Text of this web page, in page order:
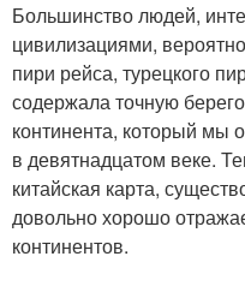
Большинство людей,
цивилизациями,
пири рейса, турецкого
содержала точную
континента, который мы
в девятнадцатом веке.
китайская карта,
довольно хорошо
континентов.